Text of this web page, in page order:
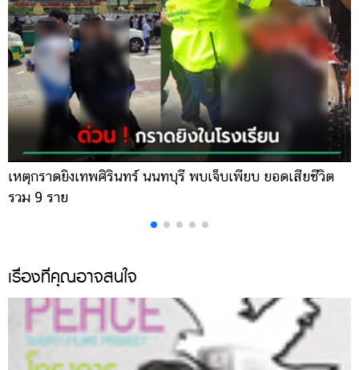
เหตุกราดยิงเทพศิรินทร์ นนทบุรี พบเจ็บเพียบ ยอดเสียชีวิต
รวม 9 ราย
เรื่องที่คุณอาจสนใจ